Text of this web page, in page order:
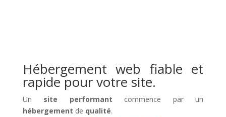
Hébergement web fiable et
rapide pour votre site.
Un site performant commence par un
hébergement de qualité.